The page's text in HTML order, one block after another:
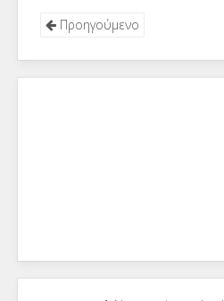
Προηγούμενο